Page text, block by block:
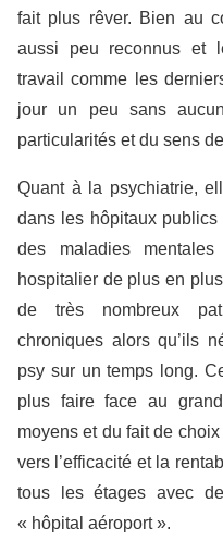
fait plus rêver. Bien au
aussi peu reconnus et
travail comme les
jour un peu sans
particularités et du sens
Quant à la psychiatrie,
dans les hôpitaux
des maladies
hospitalier de plus en
de très nombreux
chroniques alors qu’ils
psy sur un temps long.
plus faire face au
moyens et du fait de
vers l’efficacité et la
tous les étages avec
« hôpital aéroport ».